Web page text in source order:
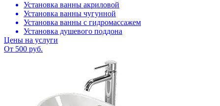
Установка ванны акриловой
Установка ванны чугунной
Установка ванны с гидромассажем
Установка душевого поддона
Цены на услуги
От 500 руб.